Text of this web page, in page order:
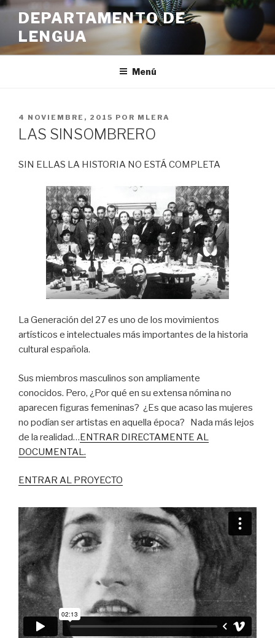
Ir
contenido
DEPARTAMENTO DE
LENGUA
Menú
PUBLICADO
EN
4 NOVIEMBRE, 2015 POR MLERA
LAS SINSOMBRERO
SIN ELLAS LA HISTORIA NO ESTÁ COMPLETA
La Generación del 27 es uno de los movimientos
artísticos e intelectuales más importantes de la historia
cultural española.
Sus miembros masculinos son ampliamente
conocidos. Pero, ¿Por qué en su extensa nómina no
aparecen figuras femeninas? ¿Es que acaso las mujeres
no podían ser artistas en aquella época? Nada más lejos
de la realidad…ENTRAR DIRECTAMENTE AL
DOCUMENTAL.
ENTRAR AL PROYECTO